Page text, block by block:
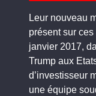
Leur nouveau
présent sur
janvier 2017,
Trump aux
d’investisseur
une équipe